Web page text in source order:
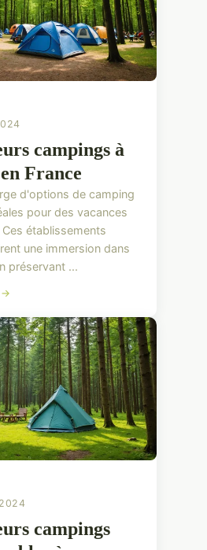
campings à
France
d'options de camping
pour des vacances
établissements
une immersion dans
préservant ...
→
campings